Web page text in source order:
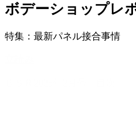
ボデーショップレ
特集：最新パネル接合事情